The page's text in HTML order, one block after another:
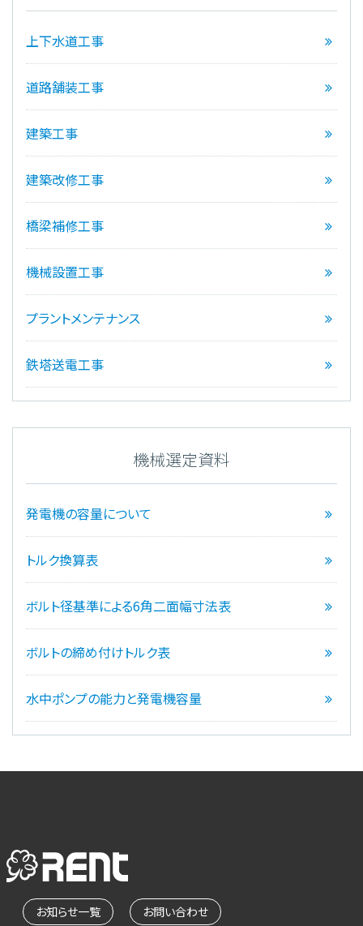
上下水道工事
道路舗装工事
建築工事
建築改修工事
橋梁補修工事
機械設置工事
プラントメンテナンス
鉄塔送電工事
機械選定資料
発電機の容量について
トルク換算表
ボルト径基準による6角二面幅寸法表
ボルトの締め付けトルク表
水中ポンプの能力と発電機容量
お知らせ一覧 お問い合わせ